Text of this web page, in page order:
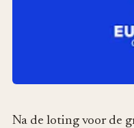
Na de loting voor de